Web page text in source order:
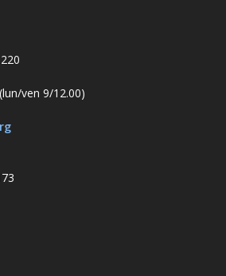
ven 9/12.00)